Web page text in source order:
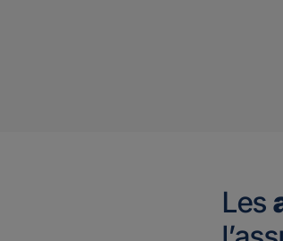
Les